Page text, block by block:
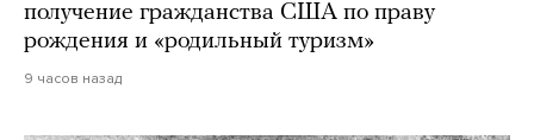
получение гражданства США по праву
рождения и «родильный туризм»
9 часов назад